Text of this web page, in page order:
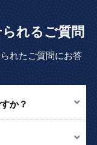
れるご質問
れたご質問にお答
か？